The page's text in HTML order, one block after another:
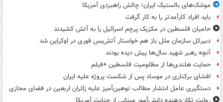
موشک‌های بالستیک ایران؛ چالش راهبردی آمریکا
باید افراد کارآمدتر را به کار گرفت
حامیان فلسطین در مکزیک پرچم اسرائیل را به آتش کشیدند
دبیرکل سازمان ملل باز هم خواستار آتش‌بس فوری در اوکراین شد
آنچه رهبر شهید سال‌ها پیش دیده بودند
حمایت هلندی‌ها از مظلومیت فلسطین +فیلم
افشای برکناری در موساد پس از شکست پروژه علیه ایران
دستگیری عامل انتشار مطالب توهین‌آمیز علیه زائران اربعین در فضای مجازی